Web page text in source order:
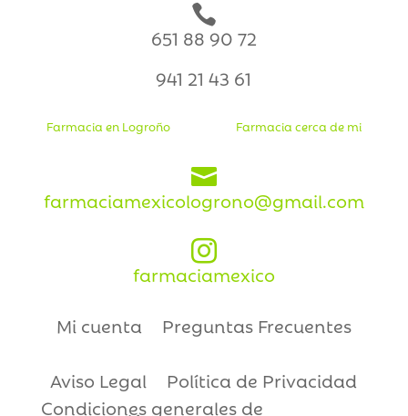

651 88 90 72
941 21 43 61
Farmacia en Logroño Farmacia cerca de mi

farmaciamexicologrono@gmail.com

farmaciamexico
Mi cuenta Preguntas Frecuentes
Aviso Legal
Política de Privacidad
Condiciones generales de